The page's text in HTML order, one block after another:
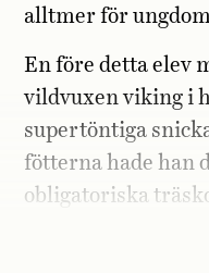
alltmer för
En före detta elev
vildvuxen viking i
supertöntiga
fötterna hade han
obligatoriska